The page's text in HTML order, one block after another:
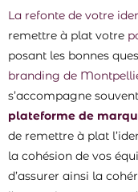
La refonte de votre
remettre à plat votre
posant les bonnes
branding de
s’accompagne
plateforme de
de remettre à plat
la cohésion de vos
d’assurer ainsi la